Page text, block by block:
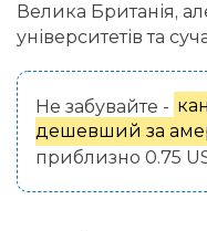
Велика Британія,
університетів та
Не забувайте -
дешевший за
приблизно 0.75